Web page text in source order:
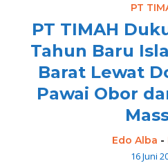
PT
PT TIMAH
Tahun Baru
Barat Lewat
Pawai Obor
Edo Alba -
16 Juni